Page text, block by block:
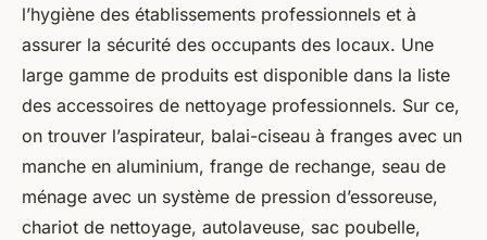
armand•12 juin 2024•5 min de lecture
l’hygiène des établissements professionnels et à
assurer la sécurité des occupants des locaux. Une
large gamme de produits est disponible dans la liste
des accessoires de nettoyage professionnels. Sur ce,
on trouver l’aspirateur, balai-ciseau à franges avec un
manche en aluminium, frange de rechange, seau de
ménage avec un système de pression d’essoreuse,
chariot de nettoyage, autolaveuse, sac poubelle,